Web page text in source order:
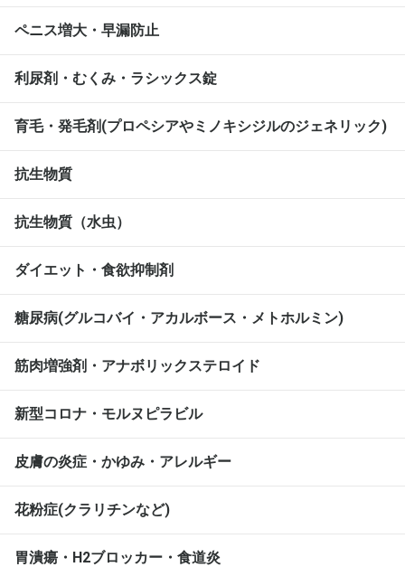
ペニス増大・早漏防止
利尿剤・むくみ・ラシックス錠
育毛・発毛剤(プロペシアやミノキシジルのジェネリック)
抗生物質
抗生物質（水虫）
ダイエット・食欲抑制剤
糖尿病(グルコバイ・アカルボース・メトホルミン)
筋肉増強剤・アナボリックステロイド
新型コロナ・モルヌピラビル
皮膚の炎症・かゆみ・アレルギー
花粉症(クラリチンなど)
胃潰瘍・H2ブロッカー・食道炎